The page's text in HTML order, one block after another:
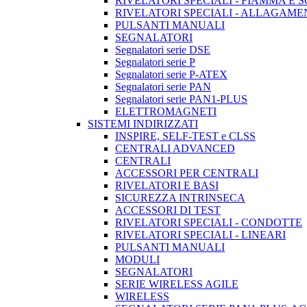
RIVELATORI SPECIALI -
PULSANTI MANUALI
SEGNALATORI
Segnalatori serie DSE
Segnalatori serie P
Segnalatori serie P-ATEX
Segnalatori serie PAN
Segnalatori serie PAN1-PLUS
ELETTROMAGNETI
SISTEMI INDIRIZZATI
INSPIRE, SELF-TEST e CLSS
CENTRALI ADVANCED
CENTRALI
ACCESSORI PER CENTRALI
RIVELATORI E BASI
SICUREZZA INTRINSECA
ACCESSORI DI TEST
RIVELATORI SPECIALI - CONDOTTE
RIVELATORI SPECIALI - LINEARI
PULSANTI MANUALI
MODULI
SEGNALATORI
SERIE WIRELESS AGILE
WIRELESS